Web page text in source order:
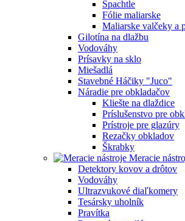
Špachtle
Fólie maliarske
Maliarske valčeky a
Gilotína na dlažbu
Vodováhy
Prísavky na sklo
Miešadlá
Stavebné Háčiky "Juco"
Náradie pre obkladačov
Kliešte na dlaždice
Príslušenstvo pre
Prístroje pre glazúry
Rezačky obkladov
Škrabky
Meracie
Detektory kovov a drôtov
Vodováhy
Ultrazvukové diaľkomery
Tesársky uholník
Pravítka